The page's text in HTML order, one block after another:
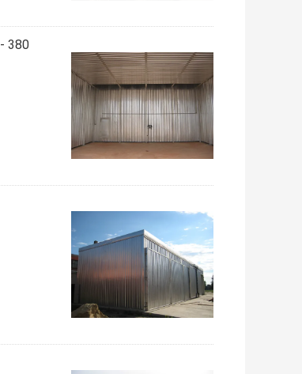
380 - 440 فولت خشب فرن جفاف آلة ، خشب صغير جفاف فرن سهلة التشغيل